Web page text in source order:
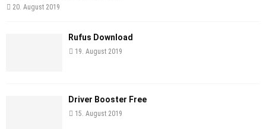
20. August 2019
Rufus Download
19. August 2019
Driver Booster Free
15. August 2019